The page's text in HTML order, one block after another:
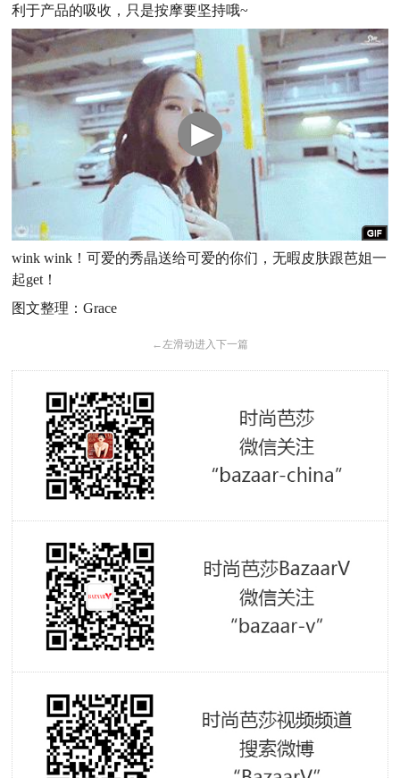
利于产品的吸收，只是按摩要坚持哦~
wink wink！可爱的秀晶送给可爱的你们，无暇皮肤跟芭姐一
起get！
图文整理：Grace
← 左滑动进入下一篇